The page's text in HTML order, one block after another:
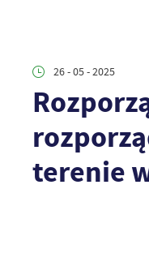
26 - 05 - 2025
terenie